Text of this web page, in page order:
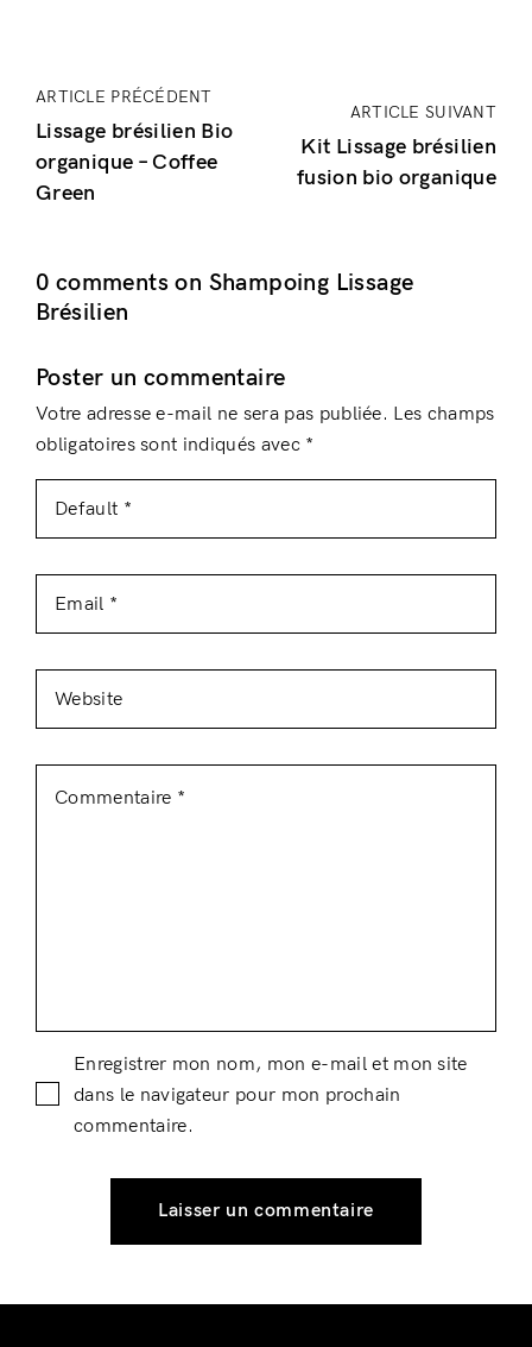
ARTICLE PRÉCÉDENT
Lissage brésilien Bio
organique – Coffee
Green
ARTICLE SUIVANT
Kit Lissage brésilien
fusion bio organique
0 comments on Shampoing Lissage
Brésilien
Poster un commentaire
Votre adresse e-mail ne sera pas publiée. Les champs
obligatoires sont indiqués avec *
Enregistrer mon nom, mon e-mail et mon site
dans le navigateur pour mon prochain
commentaire.